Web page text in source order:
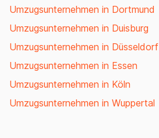
Umzugsunternehmen in Dortmund
Umzugsunternehmen in Duisburg
Umzugsunternehmen in Düsseldorf
Umzugsunternehmen in Essen
Umzugsunternehmen in Köln
Umzugsunternehmen in Wuppertal